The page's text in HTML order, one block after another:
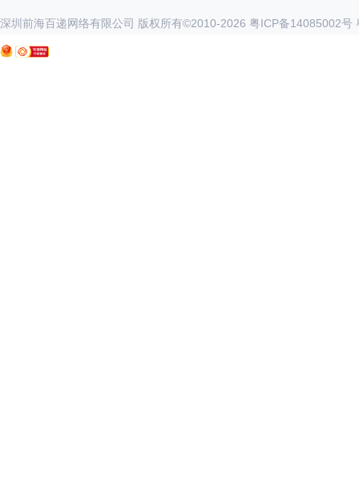
深圳前海百递网络有限公司 版权所有©2010-2026 粤ICP备14085002号